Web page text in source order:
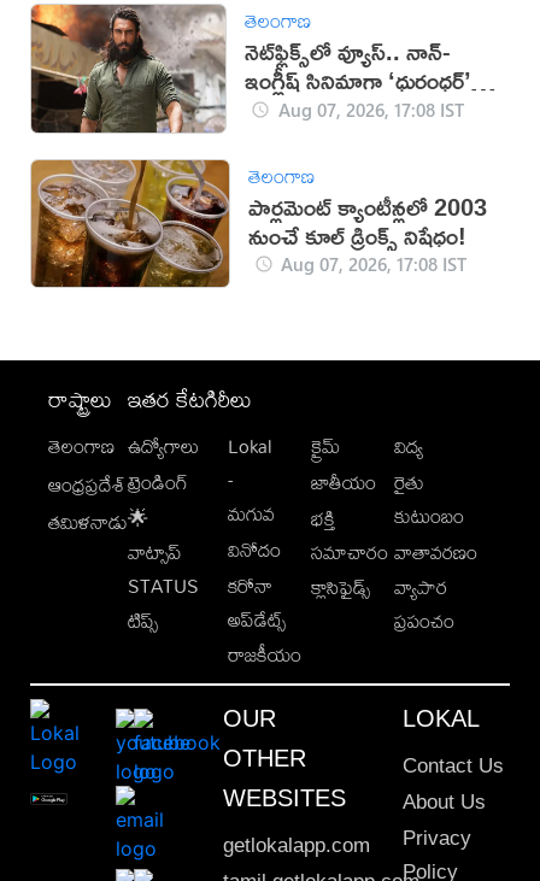
తెలంగాణ
నెట్‌ఫ్లిక్స్‌లో వ్యూస్.. నాన్-
ఇంగ్లీష్ సినిమాగా ‘ధురంధర్’
రికార్డుAug 07, 2026, 17:08 IST
తెలంగాణ
పార్లమెంట్ క్యాంటీన్లలో 2003
నుంచే కూల్ డ్రింక్స్ నిషేధం!
Aug 07, 2026, 17:08 IST
రాష్ట్రాలు
తెలంగాణ
ఆంధ్రప్రదేశ్
తమిళనాడు
ఇతర కేటగిరీలు
ఉద్యోగాలు
ట్రెండింగ్
🌟
వాట్సాప్
STATUS
టిప్స్
Lokal
-
మగువ
వినోదం
కరోనా
అప్‌డేట్స్
రాజకీయం
క్రైమ్
జాతీయం
భక్తి
సమాచారం
క్లాసిఫైడ్స్
విద్య
రైతు
కుటుంబం
వాతావరణం
వ్యాపార
ప్రపంచం
OUR
OTHER
WEBSITES
getlokalapp.com
LOKAL
Contact Us
About Us
Privacy
Policy